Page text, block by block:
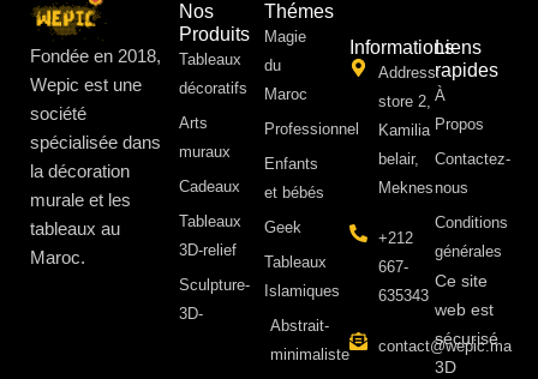
Fondée en 2018,
Wepic est une
société
spécialisée dans
la décoration
murale et les
tableaux au
Maroc.
Nos
Produits
Tableaux
décoratifs
Arts
muraux
Cadeaux
Tableaux
3D-relief
Sculpture-
3D-
Thémes
Magie
du
Maroc
Professionnel
Enfants
et bébés
Geek
Tableaux
Islamiques
Abstrait-
minimaliste
Informations
Address:
store 2,
Kamilia
belair,
Meknes
+212
667-
635343
contact@wepic.ma
Liens
rapides
À
Propos ​
Contactez-
nous
Conditions
générales
Ce site
web est
sécurisé
3D